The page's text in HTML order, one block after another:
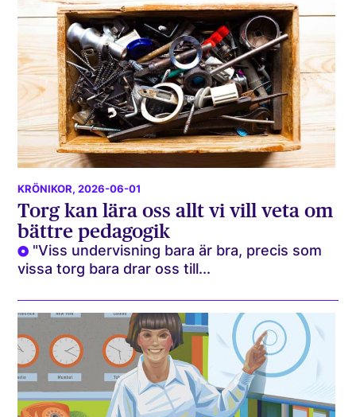
KRÖNIKOR, 2026-06-01
Torg kan lära oss allt vi vill veta om
bättre pedagogik
"Viss undervisning bara är bra, precis som
vissa torg bara drar oss till...